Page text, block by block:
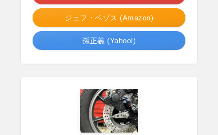
ジェフ・ベゾス (Amazon)
孫正義 (Yahoo!)